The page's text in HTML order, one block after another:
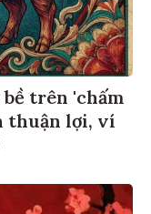
trên 'chấm
thuận lợi, ví